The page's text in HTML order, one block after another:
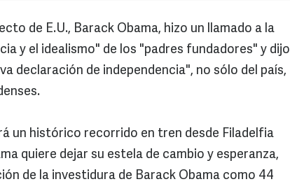
de E.U., Barack Obama, hizo un llamado a la
y el idealismo" de los "padres fundadores" y dijo
declaración de independencia", no sólo del país,
un histórico recorrido en tren desde Filadelfia
quiere dejar su estela de cambio y esperanza,
de la investidura de Barack Obama como 44